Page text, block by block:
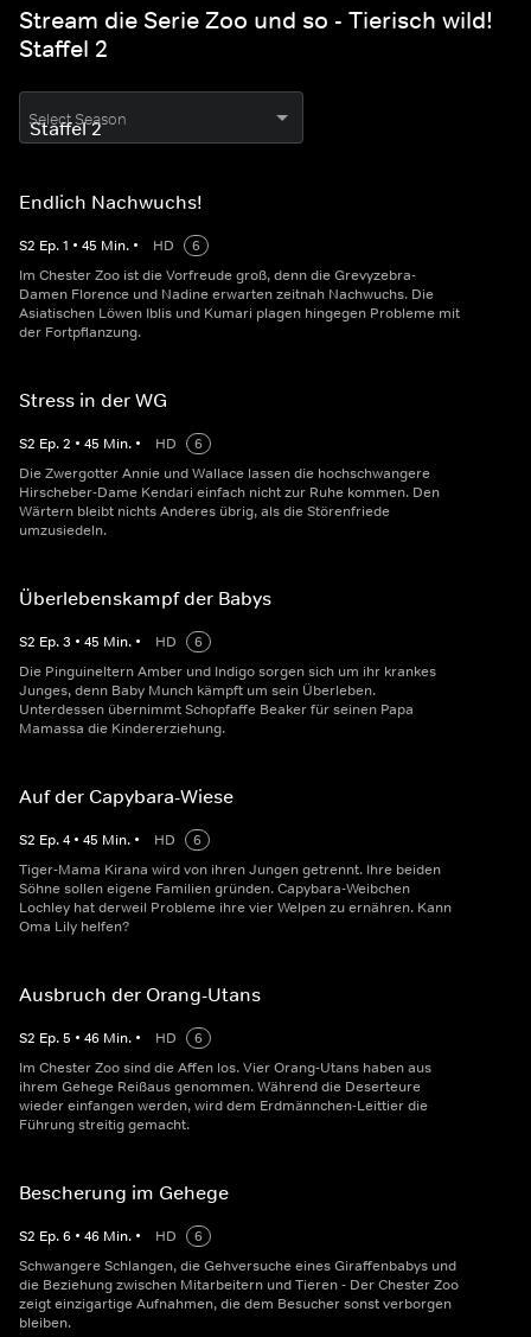
Stream die Serie Zoo und so - Tierisch wild!
Staffel 2
Select Season
Endlich Nachwuchs!
S2 Ep.1 • 45 Min. • HD
6
Im Chester Zoo ist die Vorfreude groß, denn die Grevyzebra-
Damen Florence und Nadine erwarten zeitnah Nachwuchs. Die
Asiatischen Löwen Iblis und Kumari plagen hingegen Probleme mit
der Fortpflanzung.
Stress in der WG
S2 Ep.2 • 45 Min. • HD
6
Die Zwergotter Annie und Wallace lassen die hochschwangere
Hirscheber-Dame Kendari einfach nicht zur Ruhe kommen. Den
Wärtern bleibt nichts Anderes übrig, als die Störenfriede
umzusiedeln.
Überlebenskampf der Babys
S2 Ep.3 • 45 Min. • HD
6
Die Pinguineltern Amber und Indigo sorgen sich um ihr krankes
Junges, denn Baby Munch kämpft um sein Überleben.
Unterdessen übernimmt Schopfaffe Beaker für seinen Papa
Mamassa die Kindererziehung.
Auf der Capybara-Wiese
S2 Ep.4 • 45 Min. • HD
6
Tiger-Mama Kirana wird von ihren Jungen getrennt. Ihre beiden
Söhne sollen eigene Familien gründen. Capybara-Weibchen
Lochley hat derweil Probleme ihre vier Welpen zu ernähren. Kann
Oma Lily helfen?
Ausbruch der Orang-Utans
S2 Ep.5 • 46 Min. • HD
6
Im Chester Zoo sind die Affen los. Vier Orang-Utans haben aus
ihrem Gehege Reißaus genommen. Während die Deserteure
wieder einfangen werden, wird dem Erdmännchen-Leittier die
Führung streitig gemacht.
Bescherung im Gehege
S2 Ep.6 • 46 Min. • HD
6
Schwangere Schlangen, die Gehversuche eines Giraffenbabys und
die Beziehung zwischen Mitarbeitern und Tieren - Der Chester Zoo
zeigt einzigartige Aufnahmen, die dem Besucher sonst verborgen
bleiben.